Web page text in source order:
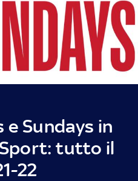
e Sundays in
tutto il
22